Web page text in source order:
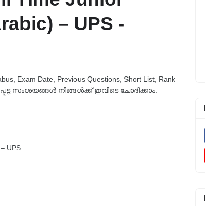
– UPS -
Date, Previous Questions, Short List, Rank
സംശയങ്ങൾ നിങ്ങൾക്ക് ഇവിടെ ചോദിക്കാം.
UPS